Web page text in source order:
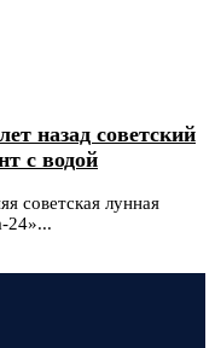
назад советский
с водой
советская лунная
24»...